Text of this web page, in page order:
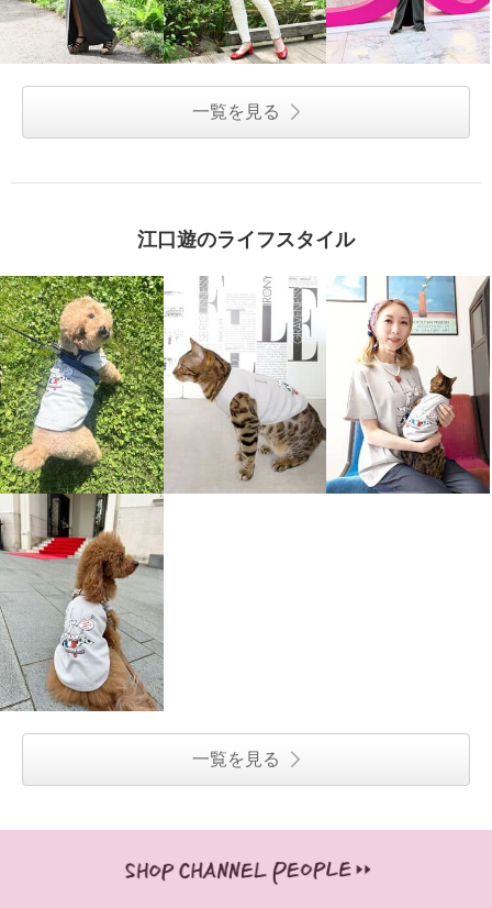
クレ ニットカーディガン
¥0
ＥＬＬＥグラフィック ワンピー
ス
ネイビー Ｓ
一覧を見る
江口遊のライフスタイル
一覧を見る